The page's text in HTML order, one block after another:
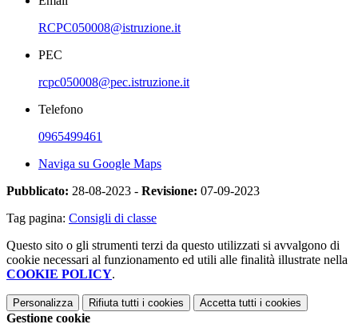
RCPC050008@istruzione.it
PEC
rcpc050008@pec.istruzione.it
Telefono
0965499461
Naviga su Google Maps
Pubblicato: 28-08-2023 - Revisione: 07-09-2023
Tag pagina: Consigli di classe
Questo sito o gli strumenti terzi da questo utilizzati si avvalgono di
cookie necessari al funzionamento ed utili alle finalità illustrate nella
COOKIE POLICY.
Personalizza Rifiuta tutti i cookies Accetta tutti i cookies
Gestione cookie